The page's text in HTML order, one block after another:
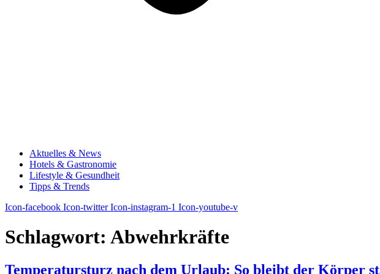
Aktuelles & News
Hotels & Gastronomie
Lifestyle & Gesundheit
Tipps & Trends
Icon-facebook Icon-twitter Icon-instagram-1 Icon-youtube-v
Schlagwort: Abwehrkräfte
Temperatursturz nach dem Urlaub: So bleibt der Körper